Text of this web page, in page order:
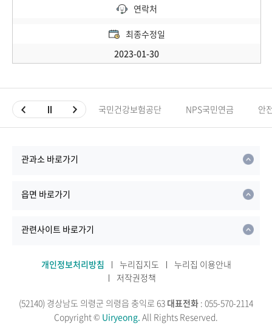
연락처
최종수정일
2023-01-30
국민건강보험공단 NPS국민연금 안
관과소 바로가기
읍면 바로가기
관련사이트 바로가기
개인정보처리방침 누리집지도
누리집 이용안내
저작권정책
(52140) 경상남도 의령군 의령읍 충익로 63 대표전화 : 055-570-2114
Copyright © Uiryeong. All Rights Reserved.